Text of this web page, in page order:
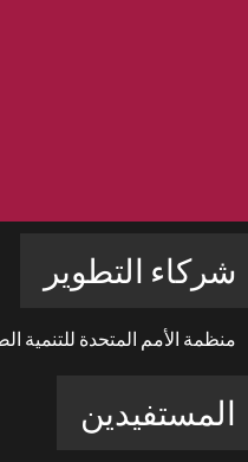
شركاء التطوير
منظمة الأمم المتحدة للتنمية
المستفيدين